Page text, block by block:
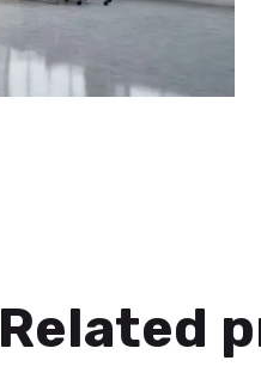
Related